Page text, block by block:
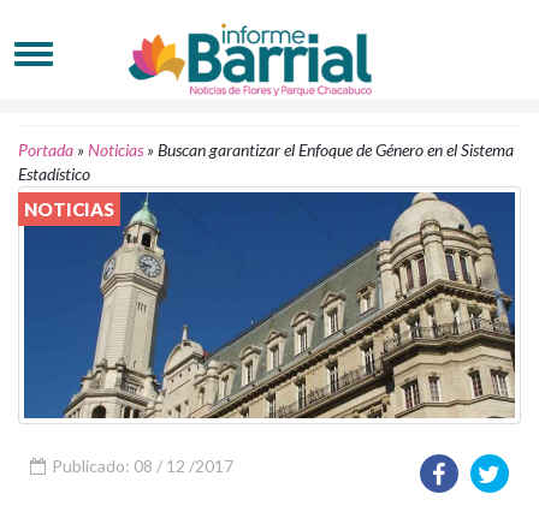
Portada »Noticias »Buscan garantizar el Enfoque de Género en el Sistema
Estadístico
NOTICIAS
Publicado: 08 / 12 /2017